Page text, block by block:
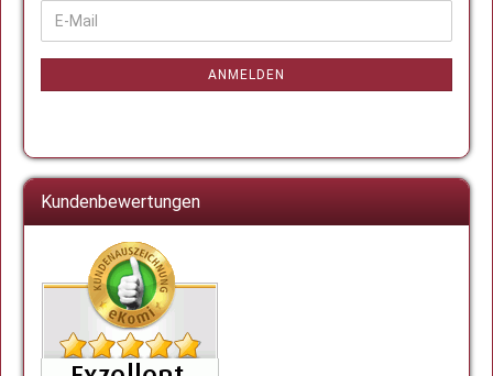
WEITER
ZUR
NEWSLETTER-
E-
Mail
ANMELDEN
Kundenbewertungen